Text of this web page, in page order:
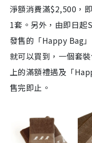
淨額消費滿$2,500，
1套。另外，由即日起
發售的「Happy Bag
就可以買到，一個套
上的滿額禮遇及「
售完即止。